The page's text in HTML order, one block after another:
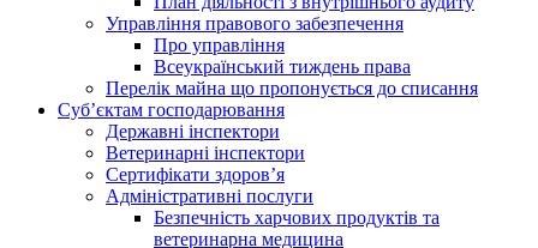
Управління правового забезпечення
Про управління
Всеукраїнський тиждень права
Перелік майна що пропонується до списання
Суб’єктам господарювання
Державні інспектори
Ветеринарні інспектори
Сертифікати здоров’я
Адміністративні послуги
Безпечність харчових продуктів та
ветеринарна медицина